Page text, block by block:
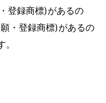
登録商標)があるの
・登録商標)があるの